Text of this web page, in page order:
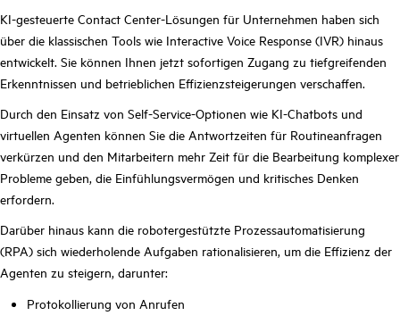
KI-gesteuerte Contact Center-Lösungen für Unternehmen haben sich
über die klassischen Tools wie Interactive Voice Response (IVR) hinaus
entwickelt. Sie können Ihnen jetzt sofortigen Zugang zu tiefgreifenden
Erkenntnissen und betrieblichen Effizienzsteigerungen verschaffen.
Durch den Einsatz von Self-Service-Optionen wie KI-Chatbots und
virtuellen Agenten können Sie die Antwortzeiten für Routineanfragen
verkürzen und den Mitarbeitern mehr Zeit für die Bearbeitung komplexer
Probleme geben, die Einfühlungsvermögen und kritisches Denken
erfordern.
Darüber hinaus kann die robotergestützte Prozessautomatisierung
(RPA) sich wiederholende Aufgaben rationalisieren, um die Effizienz der
Agenten zu steigern, darunter:
Protokollierung von Anrufen